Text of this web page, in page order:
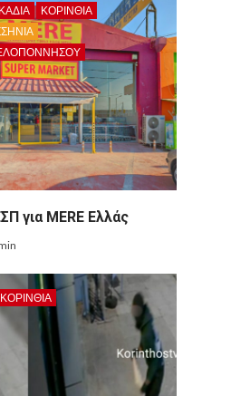
ΚΟΡΙΝΘΊΑ
για MERE Ελλάς
ΚΟΡΙΝΘΊΑ